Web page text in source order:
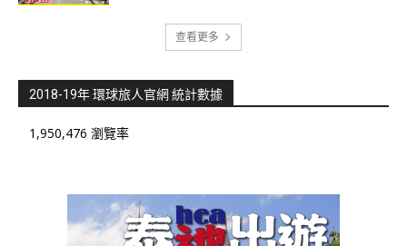
查看更多
2018-19年 環球旅人官網 統計數據
1,950,476 瀏覽率